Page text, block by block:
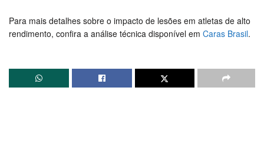
Para mais detalhes sobre o impacto de lesões em atletas de alto
rendimento, confira a análise técnica disponível em Caras Brasil.